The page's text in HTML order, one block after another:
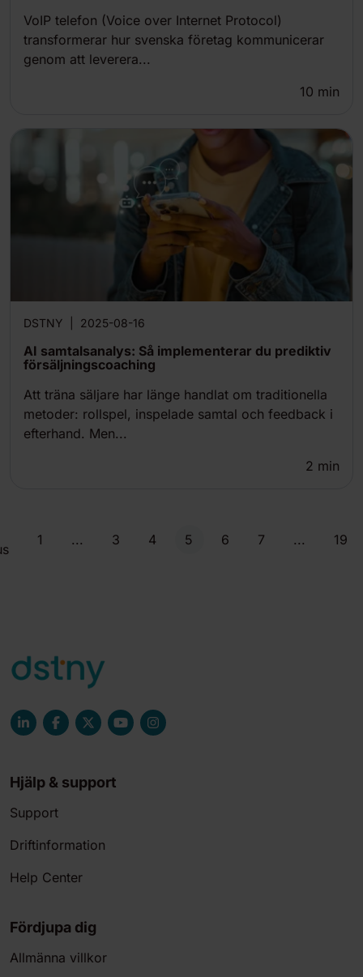
VoIP telefon (Voice over Internet Protocol)
transformerar hur svenska företag kommunicerar
genom att leverera...
10 min
DSTNY 2025-08-16
AI samtalsanalys: Så implementerar du prediktiv
försäljningscoaching
Att träna säljare har länge handlat om traditionella
metoder: rollspel, inspelade samtal och feedback i
efterhand. Men...
2 min
1 ... 3 4 5 6 7 ... 19
Hjälp & support
Support
Driftinformation
Help Center
Fördjupa dig
Allmänna villkor